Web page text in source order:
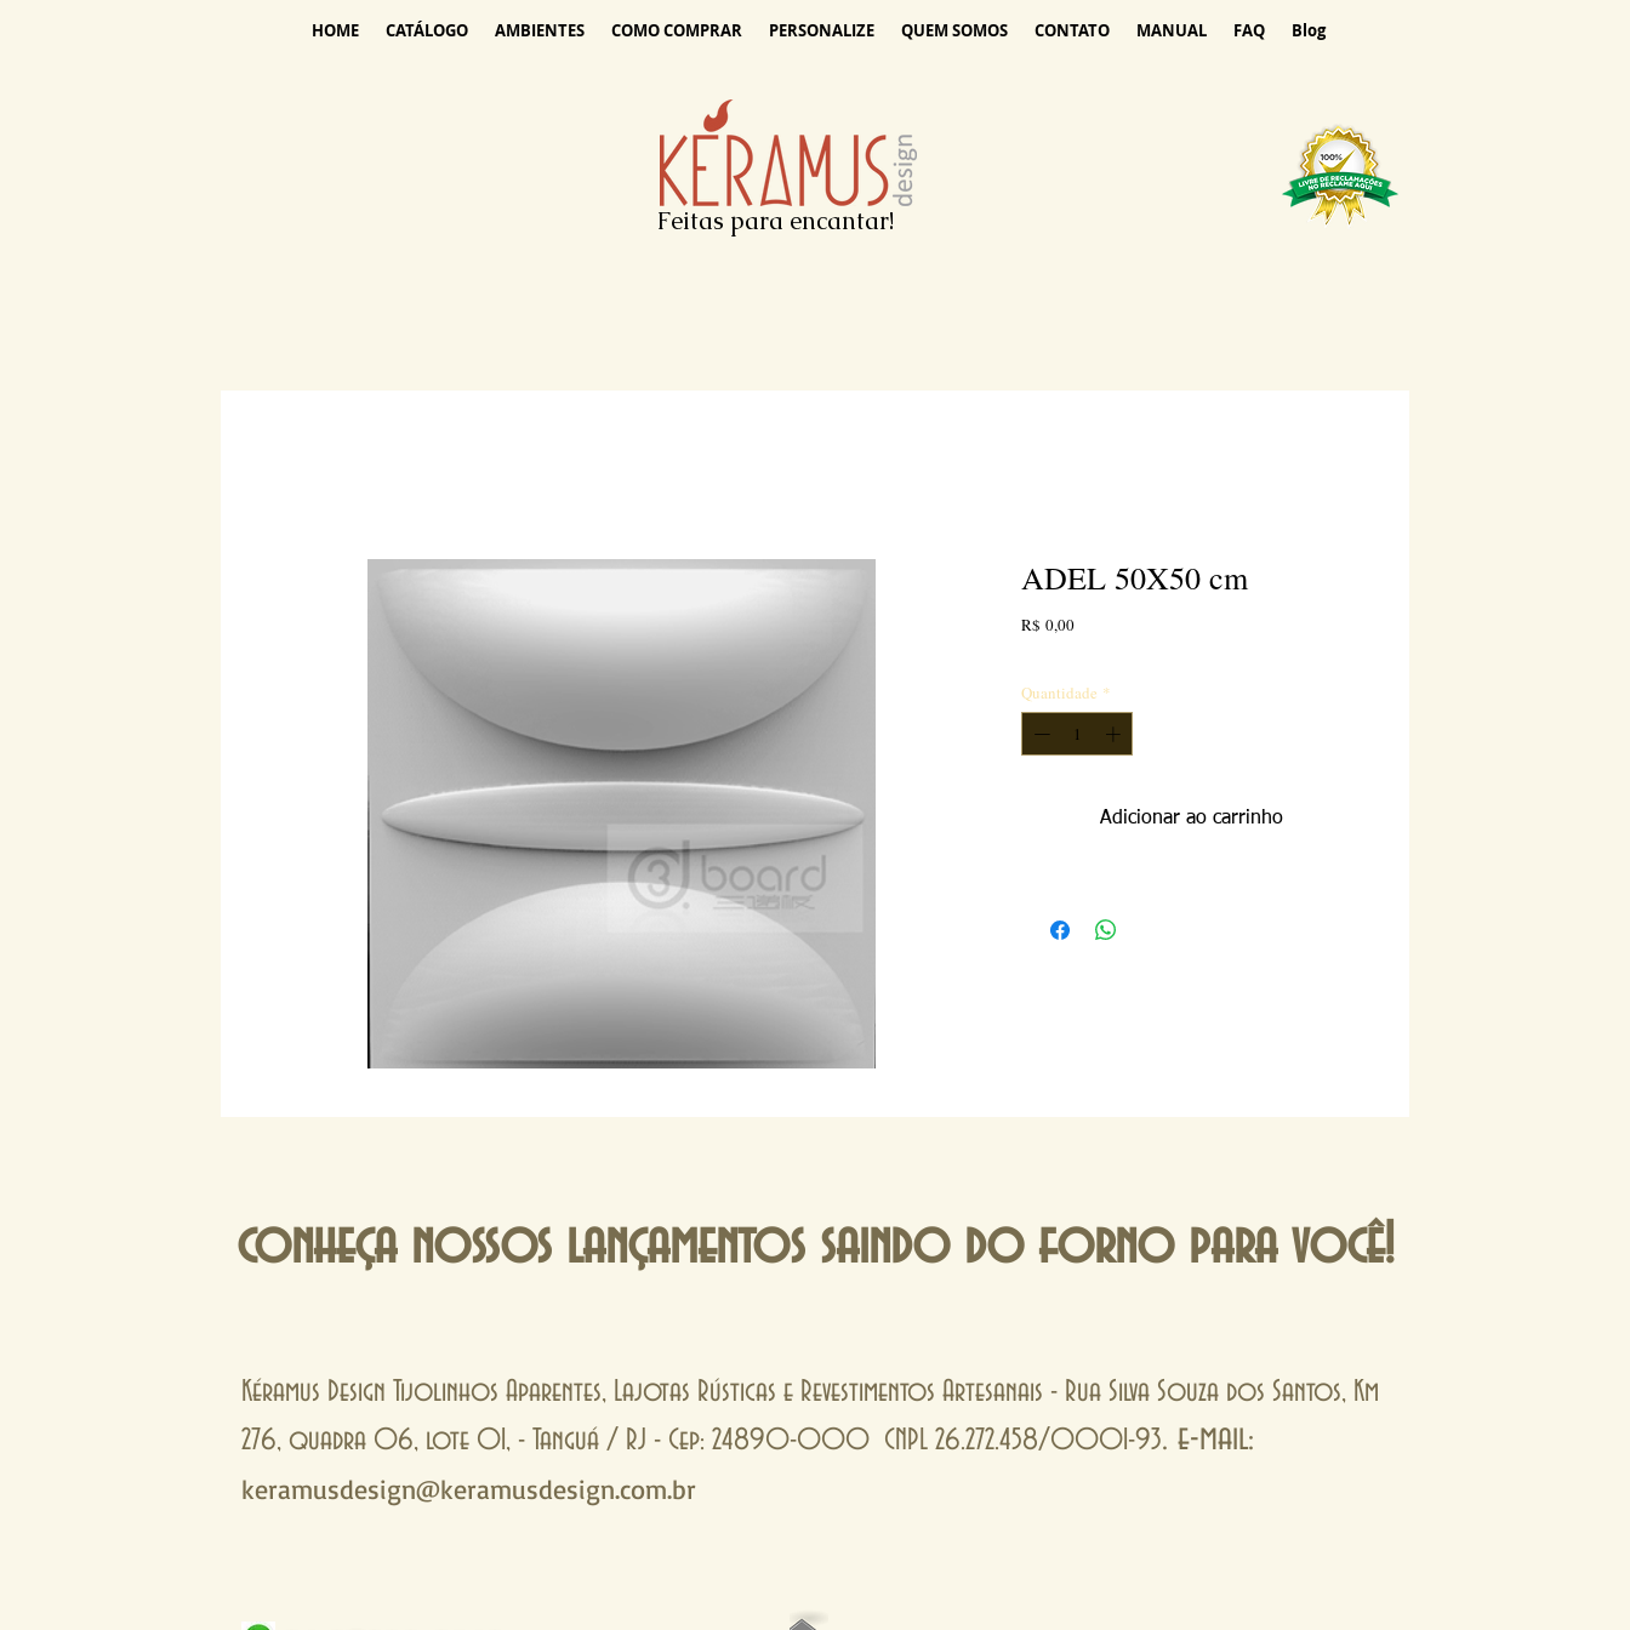
HOME CATÁLOGO AMBIENTES COMO COMPRAR PERSONALIZE QUEM SOMOS CONTATO MANUAL FAQ Blog
Feitas para encantar!
ADEL 50X50 cm
R$ 0,00Preço
Quantidade *
Adicionar ao carrinho
conheça nossos lançamentos saindo do forno para você!
Kéramus Design Tijolinhos Aparentes, Lajotas Rústicas e Revestimentos Artesanais - Rua Silva Souza dos Santos, Km
276, quadra 06, lote 01, - Tanguá / RJ - Cep: 24890-000 CNPL 26.272.458/0001-93. e-mail:
keramusdesign@keramusdesign.com.br